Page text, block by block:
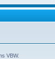
VBW.